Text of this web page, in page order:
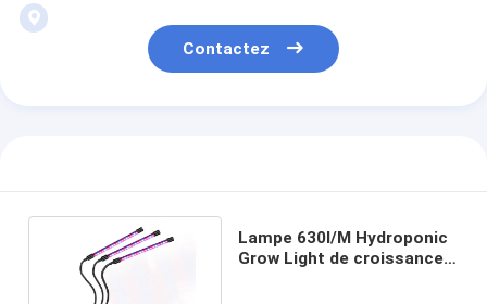
Contactez
Lampe 630l/M Hydroponic
Grow Light de croissance